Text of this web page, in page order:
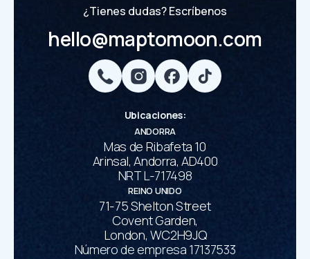
¿Tienes dudas? Escríbenos
hello@maptomoon.com
Ubicaciones:
ANDORRA
Mas de Ribafeta 10
Arinsal, Andorra, AD400
NRT L-717498
REINO UNIDO
71-75 Shelton Street
Covent Garden,
London, WC2H9JQ
Número de empresa 17137533